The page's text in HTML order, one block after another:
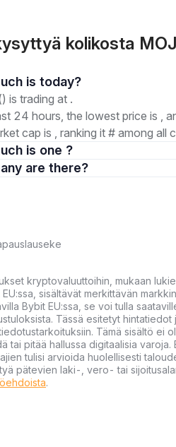
kolikosta
1. How much is today?
is trading at .
24 hours, the lowest price is ,
cap is , ranking it # among all
is one ?
3. How many are there?
kryptovaluuttoihin, mukaan
EU:ssa, sisältävät merkittävän
Bybit EU:ssa, se voi tulla
Tässä esitetyt
Tämä sisältö ei
tai pitää hallussa digitaalisia
tulisi arvioida huolellisesti
pätevien laki-, vero- tai
.